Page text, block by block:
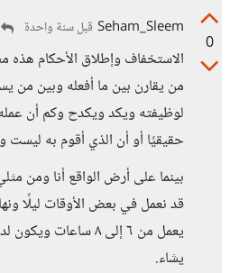
0
Seham_Sleem قبل سنة واحدة
الاستخفاف وإطلاق الأحكام هذه
من يقارن بين ما أفعله وبين من
لوظيفته ويكد ويكدح وكم أن
حقيقيًا أو أن الذي أقوم به
بينما على أرض الواقع أنا ومن
قد نعمل في بعض الأوقات ليلًا
يعمل من ٦ إلى ٨
يشاء.